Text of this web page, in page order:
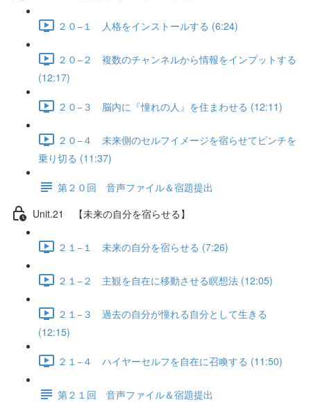
２０−１ 人格をインストールする (6:24)
２０−２ 複数のチャンネルから情報をインプットする
(12:17)
２０−３ 脳内に『憧れの人』を住まわせる (12:11)
２０−４ 未来側のセルフイメージを宿らせてピンチを
乗り切る (11:37)
第２０回 音声ファイル＆宿題提出
Unit.21 【未来の自分を宿らせる】
２１−１ 未来の自分を宿らせる (7:26)
２１−２ 主観を自在に移動させる瞑想法 (12:05)
２１−３ 過去の自分が憧れる自分として生きる
(12:15)
２１−４ ハイヤーセルフを自在に召喚する (11:50)
第２１回 音声ファイル＆宿題提出